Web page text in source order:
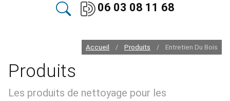
06 03 08 11 68
Accueil / Produits / Entretien Du Bois
Produits
Les produits de nettoyage pour les